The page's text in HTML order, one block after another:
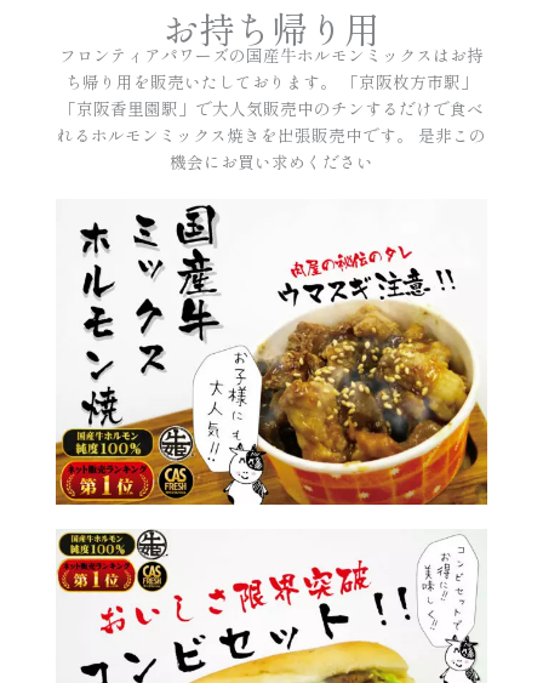
お持ち帰り用
フロンティアパワーズの国産牛ホルモンミックスはお持
ち帰り用を販売いたしております。 「京阪枚方市駅」
「京阪香里園駅」で大人気販売中のチンするだけで食べ
れるホルモンミックス焼きを出張販売中です。 是非この
機会にお買い求めください